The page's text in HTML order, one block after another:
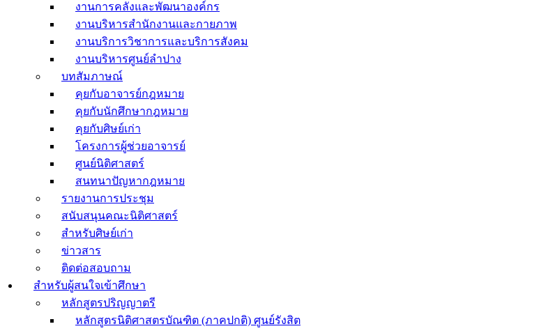
งานการคลังและพัฒนาองค์กร
งานบริหารสำนักงานและกายภาพ
งานบริการวิชาการและบริการสังคม
งานบริหารศูนย์ลำปาง
บทสัมภาษณ์
คุยกับอาจารย์กฎหมาย
คุยกับนักศึกษากฎหมาย
คุยกับศิษย์เก่า
โครงการผู้ช่วยอาจารย์
ศูนย์นิติศาสตร์
สนทนาปัญหากฎหมาย
รายงานการประชุม
สนับสนุนคณะนิติศาสตร์
สำหรับศิษย์เก่า
ข่าวสาร
ติดต่อสอบถาม
สำหรับผู้สนใจเข้าศึกษา
หลักสูตรปริญญาตรี
หลักสูตรนิติศาสตรบัณฑิต (ภาคปกติ) ศูนย์รังสิต